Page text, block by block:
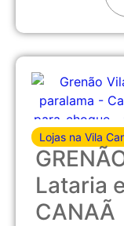
Lojas na Vila
Lataria
CANAÃ